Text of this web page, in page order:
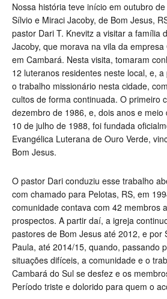
Nossa história teve início em outubro
Sílvio e Miraci Jacoby, de Bom Jesus,
pastor Dari T. Knevitz a visitar a família
Jacoby, que morava na vila da
em Cambará. Nesta visita, tomaram
12 luteranos residentes neste local, e,
o trabalho missionário nesta cidade,
cultos de forma continuada. O primeiro
dezembro de 1986, e, dois anos e
10 de julho de 1988, foi fundada
Evangélica Luterana de Ouro Verde,
Bom Jesus.
O pastor Dari conduziu esse trabalho
com chamado para Pelotas, RS, em
comunidade contava com 42 membros
prospectos. A partir daí, a igreja
pastores de Bom Jesus até 2012, e por
Paula, até 2014/15, quando, passando
situações difíceis, a comunidade e o
Cambará do Sul se desfez e os
Período triste e dolorido para quem o